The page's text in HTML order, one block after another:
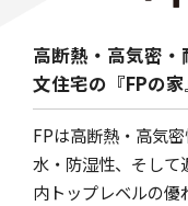
高断熱・高気密
文住宅の『FPの家
FPは高断熱・高気
水・防湿性、そして
内トップレベルの